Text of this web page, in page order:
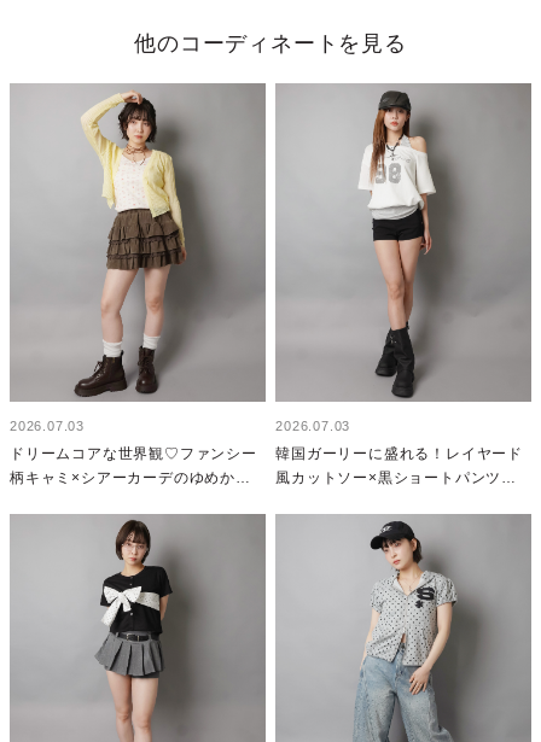
他のコーディネートを見る
2026.07.03
ドリームコアな世界観♡ファンシー
柄キャミ×シアーカーデのゆめかわ
2026.07.03
韓国ガーリーに盛れる！レイヤード
風カットソー×黒ショートパンツの